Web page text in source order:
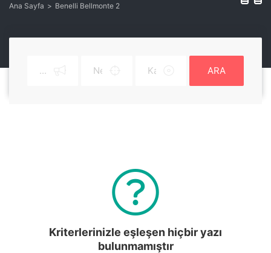
Ana Sayfa Benelli Bellmonte 2
ARA
Kriterlerinizle eşleşen hiçbir yazı
bulunmamıştır